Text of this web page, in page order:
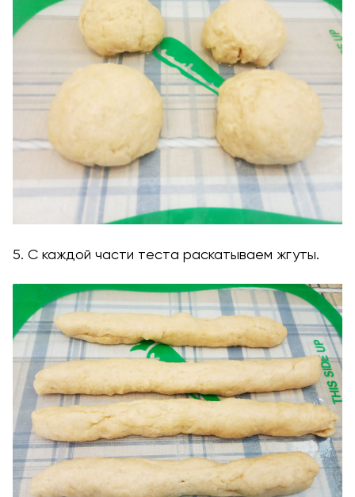
5. С каждой части теста раскатываем жгуты.